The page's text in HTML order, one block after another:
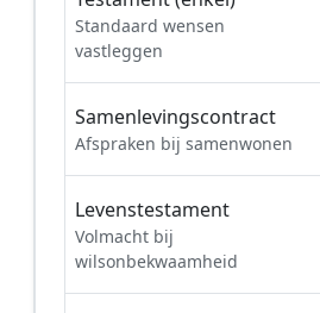
Standaard wensen
vastleggen
Samenlevingscontract
Afspraken bij samenwonen
Levenstestament
Volmacht bij
wilsonbekwaamheid